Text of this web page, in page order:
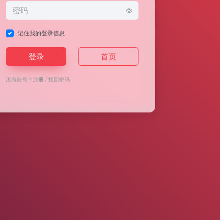
记住我的登录信息
登录 首页
没有账号？注册/找回密码